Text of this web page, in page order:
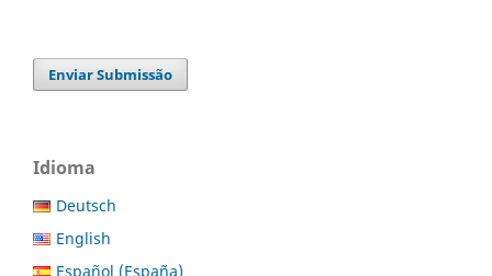
Enviar Submissão
Idioma
Deutsch
English
Español (España)